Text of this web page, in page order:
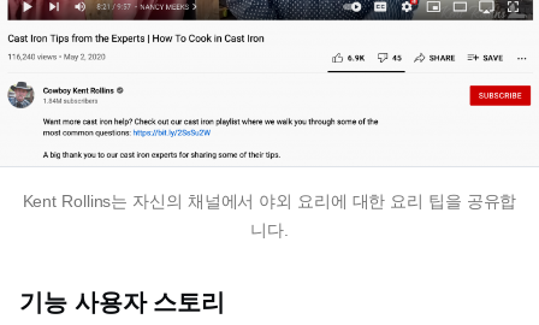
Kent Rollins는 자신의 채널에서 야외 요리에 대한 요리 팁을 공유합
니다.
기능 사용자 스토리